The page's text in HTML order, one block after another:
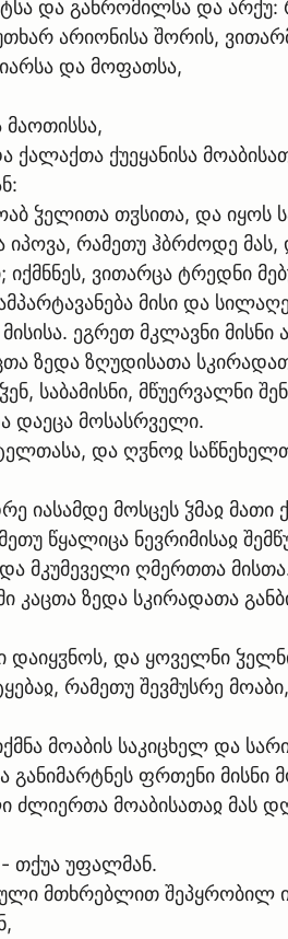
და განრომილსა და არქუ:
არიონისა შორის,
და მოფათსა,
ქალაქთა ქუეყანისა
ჴელითა თჳსითა, და იყოს
რამეთუ ჰბრძოდე მას,
ვითარცა ტრედნი
მისი და
ეგრეთ მკლავნი მისნი
ზედა ზღუდისათა
მწუერვალნი
დაეცა მოსასრველი.
და ღჳნოჲ
იასამდე მოსცეს ჴმაჲ
წყალიცა ნევრიმისაჲ
მკუმეველი ღმერთთა
ზედა სკირადათა
და ყოველნი
რამეთუ შევმუსრე
მოაბის საკიცხელ და
ფრთენი მისნი
მოაბისათაჲ მას
თქუა უფალმან.
მთხრებლით შეპყრობილ